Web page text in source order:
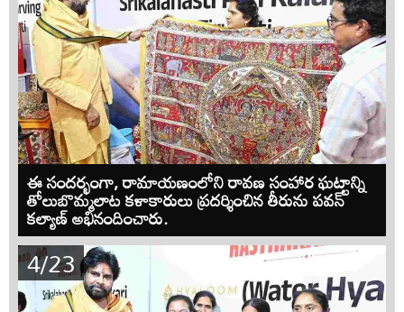
ఈ సందర్భంగా, రామాయణంలోని రావణ సంహార ఘట్టాన్ని
తోలుబొమ్మలాట కళాకారులు ప్రదర్శించిన తీరును పవన్
కల్యాణ్ అభినందించారు.
4/23